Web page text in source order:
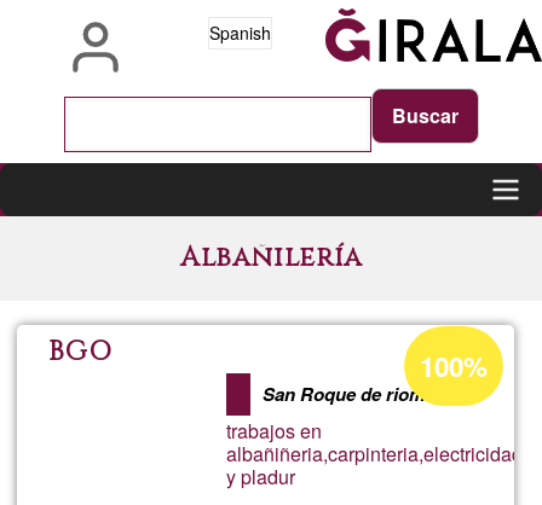
Spanish
navigation
Albañilería
BGO
San Roque de riomiera
trabajos en
albañiñeria,carpinteria,electricidad
y pladur
Porcentaje
de
aceptación
de
100%